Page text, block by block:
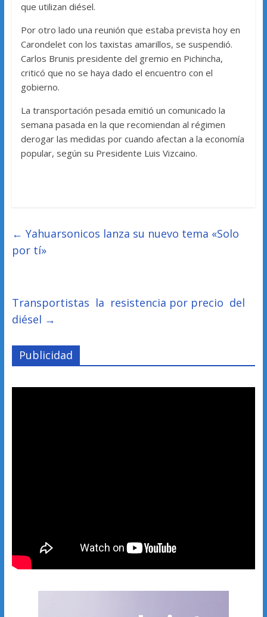
que utilizan diésel.
Por otro lado una reunión que estaba prevista hoy en
Carondelet con los taxistas amarillos, se suspendió.
Carlos Brunis presidente del gremio en Pichincha,
criticó que no se haya dado el encuentro con el
gobierno.
La transportación pesada emitió un comunicado la
semana pasada en la que recomiendan al régimen
derogar las medidas por cuando afectan a la economía
popular, según su Presidente Luis Vizcaino.
← Yahuarsonicos lanza su nuevo tema «Solo
por tí»
Transportistas la resistencia por precio del
diésel →
Publicidad